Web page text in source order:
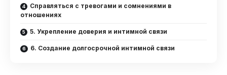
Справляться с тревогами и сомнениями в
отношениях
5. Укрепление доверия и интимной связи
6. Создание долгосрочной интимной связи